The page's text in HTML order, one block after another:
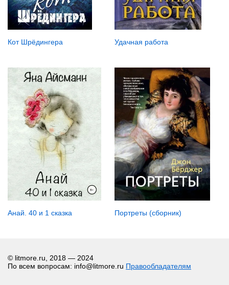
Кот Шрёдингера Удачная работа
Анай. 40 и 1 сказка Портреты (сборник)
© litmore.ru, 2018 — 2024
По всем вопросам: info@litmore.ru Правообладателям